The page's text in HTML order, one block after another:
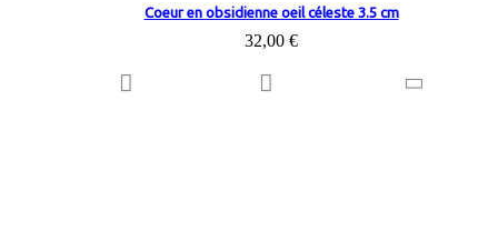
Coeur en obsidienne oeil céleste 3.5 cm
32,00 €